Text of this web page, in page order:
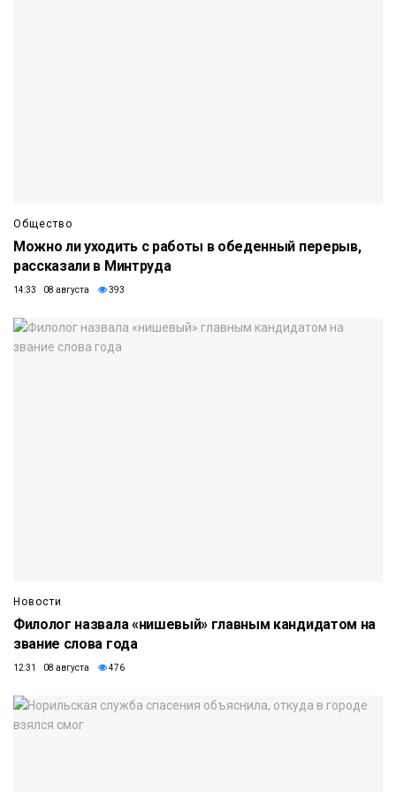
Общество
Можно ли уходить с работы в обеденный перерыв,
рассказали в Минтруда
14:33 08 августа 393
Новости
Филолог назвала «нишевый» главным кандидатом на
звание слова года
12:31 08 августа 476